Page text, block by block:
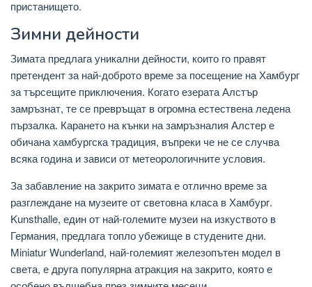
пристанището.
Зимни дейности
Зимата предлага уникални дейности, които го правят
претендент за най-доброто време за посещение на Хамбург
за търсещите приключения. Когато езерата Алстър
замръзнат, те се превръщат в огромна естествена ледена
пързалка. Карането на кънки на замръзналия Алстер е
обичана хамбургска традиция, въпреки че не се случва
всяка година и зависи от метеорологичните условия.
За забавление на закрито зимата е отлично време за
разглеждане на музеите от световна класа в Хамбург.
Kunsthalle, един от най-големите музеи на изкуството в
Германия, предлага топло убежище в студените дни.
Miniatur Wunderland, най-големият железопътен модел в
света, е друга популярна атракция на закрито, която е